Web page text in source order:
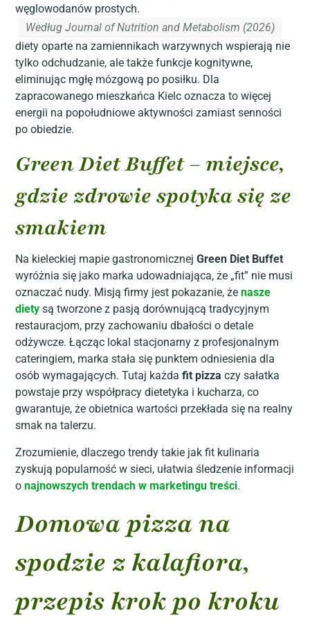
węglowodanów prostych.
Według Journal of Nutrition and Metabolism (2026)
diety oparte na zamiennikach warzywnych wspierają nie
tylko odchudzanie, ale także funkcje kognitywne,
eliminując mgłę mózgową po posiłku. Dla
zapracowanego mieszkańca Kielc oznacza to więcej
energii na popołudniowe aktywności zamiast senności
po obiedzie.
Green Diet Buffet – miejsce,
gdzie zdrowie spotyka się ze
smakiem
Na kieleckiej mapie gastronomicznejGreen Diet Buffet
wyróżnia się jako marka udowadniająca, że „fit” nie musi
oznaczać nudy. Misją firmy jest pokazanie, żenasze
diety są tworzone z pasją dorównującą tradycyjnym
restauracjom, przy zachowaniu dbałości o detale
odżywcze. Łącząc lokal stacjonarny z profesjonalnym
cateringiem, marka stała się punktem odniesienia dla
osób wymagających. Tutaj każdafit pizza czy sałatka
powstaje przy współpracy dietetyka i kucharza, co
gwarantuje, że obietnica wartości przekłada się na realny
smak na talerzu.
Zrozumienie, dlaczego trendy takie jak fit kulinaria
zyskują popularność w sieci, ułatwia śledzenie informacji
onajnowszych trendach w marketingu treści.
Domowa pizza na
spodzie z kalafiora,
przepis krok po kroku